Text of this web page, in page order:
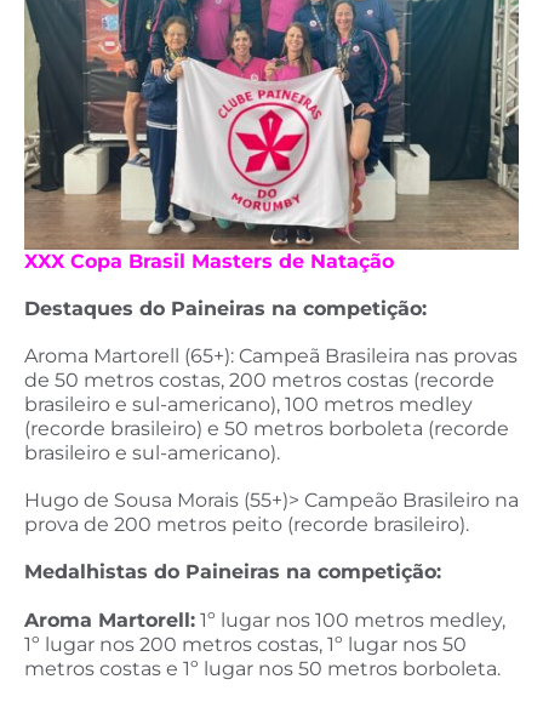
XXX Copa Brasil Masters de Natação
Destaques do Paineiras na competição:
Aroma Martorell (65+): Campeã Brasileira nas provas
de 50 metros costas, 200 metros costas (recorde
brasileiro e sul-americano), 100 metros medley
(recorde brasileiro) e 50 metros borboleta (recorde
brasileiro e sul-americano).
Hugo de Sousa Morais (55+)> Campeão Brasileiro na
prova de 200 metros peito (recorde brasileiro).
Medalhistas do Paineiras na competição:
Aroma Martorell: 1º lugar nos 100 metros medley,
1º lugar nos 200 metros costas, 1º lugar nos 50
metros costas e 1º lugar nos 50 metros borboleta.